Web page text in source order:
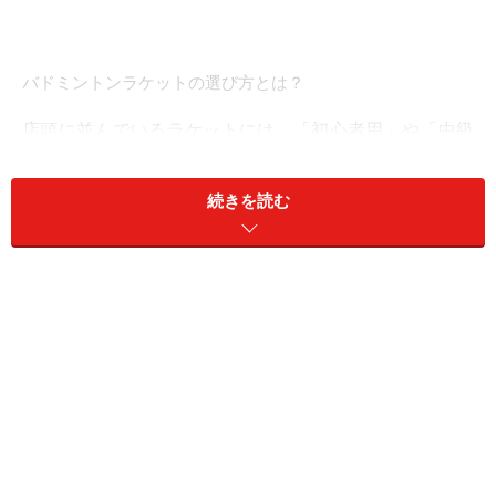
バドミントンラケットの選び方とは？
店頭に並んでいるラケットには、「初心者用」や「中級
ています。これはお店側で設定しているわけではなく、
メーカーからの案内を基に表示しているものなのです。
つまり、メーカーが初心者用なら、初心者の方に使って
続きを読む